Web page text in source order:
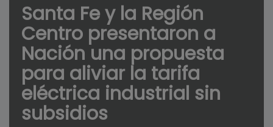
Santa Fe y la Región
Centro presentaron a
Nación una propuesta
para aliviar la tarifa
eléctrica industrial sin
subsidios